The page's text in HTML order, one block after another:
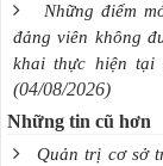
Những điểm
đảng viên không
khai thực hiện tại
(04/08/2026)
Những tin cũ hơn
Quản trị cơ sở